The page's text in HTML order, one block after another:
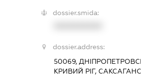
dossier.smida:
dossier.address:
50069,
КРИВИЙ РІГ,